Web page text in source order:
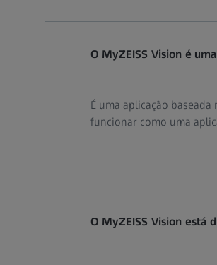
O MyZEISS Vision é
É uma aplicação
funcionar como uma
O MyZEISS Vision está